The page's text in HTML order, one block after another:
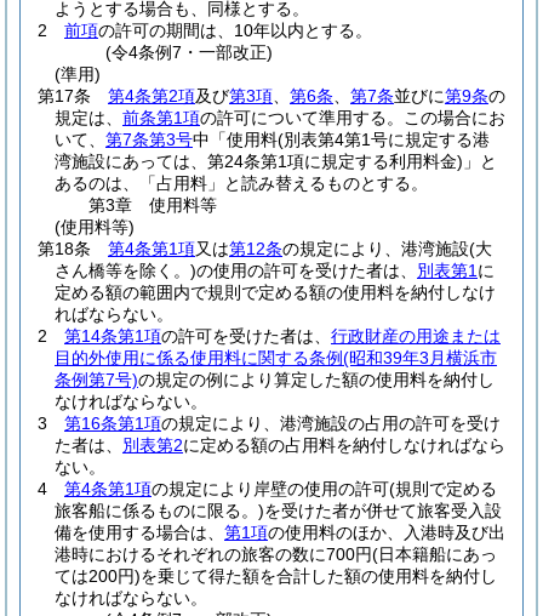
ようとする場合も、同様とする。
2
前項の許可の期間は、10年以内とする。
(令4条例7・一部改正)
(準用)
第17条
第4条第2項及び第3項 第6条 第7条並びに第9条の
規定は、 前条第1項の許可について準用する。
この場合にお
いて、 第7条第3号中「使用料(別表第4第1号に規定する港
湾施設にあっては、第24条第1項に規定する利用料金) 」と
あるのは、「占用料」と読み替えるものとする。
第3章
使用料等
(使用料等)
第18条
第4条第1項又は第12条の規定により、港湾施設(大
さん橋等を除く。)の使用の許可を受けた者は、 別表第1 に
定める額の範囲内で規則で定める額の使用料を納付しなけ
ればならない。
2
第14条第1項の許可を受けた者は、 行政財産の用途または
目的外使用に係る使用料に関する条例(昭和39年3月横浜市
条例第7号)の規定の例により算定した額の使用料を納付し
なければならない。
3
第16条第1項の規定により、港湾施設の占用の許可を受け
た者は、 別表第2に定める額の占用料を納付しなければなら
ない。
4
第4条第1項の規定により岸壁の使用の許可(規則で定める
旅客船に係るものに限る。)を受けた者が併せて旅客受入設
備を使用する場合は、 第1項の使用料のほか、入港時及び出
港時におけるそれぞれの旅客の数に700円(日本籍船にあっ
ては200円)を乗じて得た額を合計した額の使用料を納付し
なければならない。